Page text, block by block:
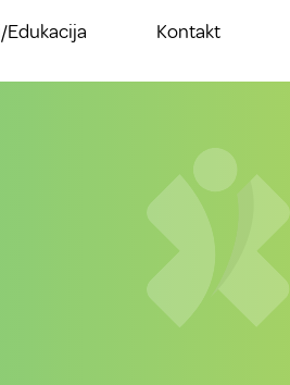
Edukacija Kontakt